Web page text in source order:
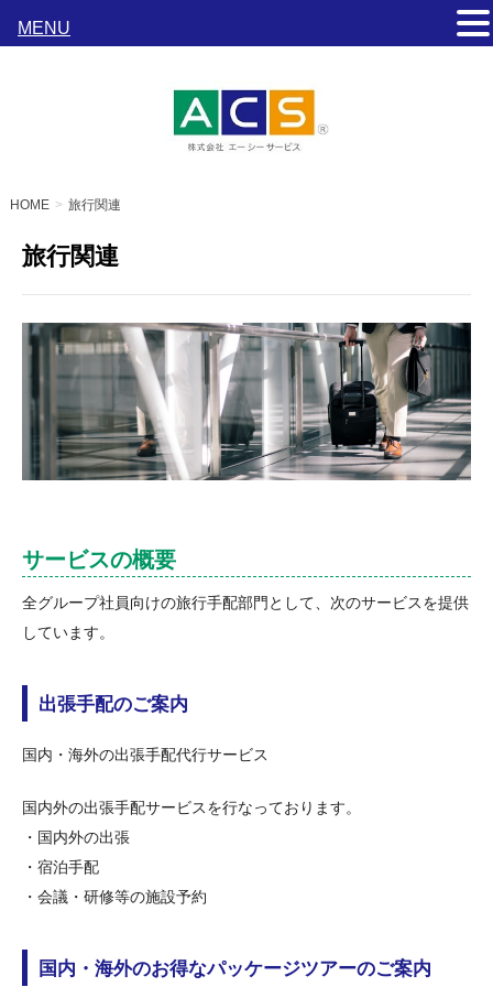
HOME 旅行関連
旅行関連
サービスの概要
全グループ社員向けの旅行手配部門として、次のサービスを提供
しています。
出張手配のご案内
国内・海外の出張手配代行サービス
国内外の出張手配サービスを行なっております。
・国内外の出張
・宿泊手配
・会議・研修等の施設予約
国内・海外のお得なパッケージツアーのご案内
MENU